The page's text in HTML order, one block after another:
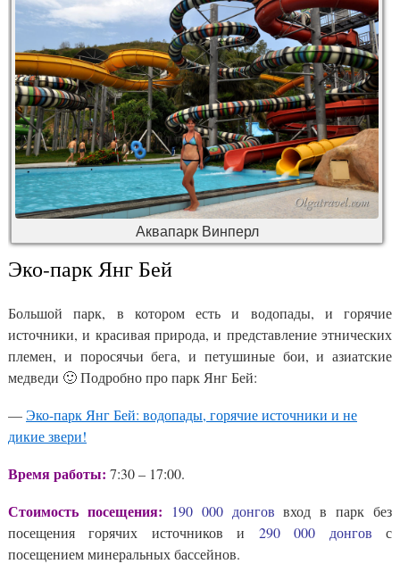
Аквапарк Винперл
Эко-парк Янг Бей
Большой парк, в котором есть и водопады, и горячие
источники, и красивая природа, и представление этнических
племен, и поросячьи бега, и петушиные бои, и азиатские
медведи 🙂 Подробно про парк Янг Бей:
—Эко-парк Янг Бей: водопады, горячие источники и не
дикие звери!
Время работы: 7:30 – 17:00.
Стоимость посещения: 190 000 донгов вход в парк без
посещения горячих источников и 290 000 донгов с
посещением минеральных бассейнов.